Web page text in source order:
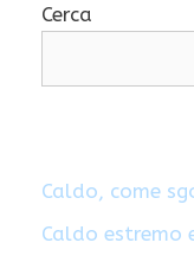
Cerca
Caldo, come
Caldo